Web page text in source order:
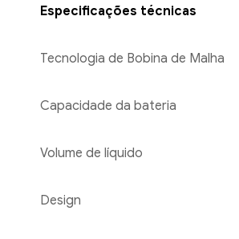
Especificações técnicas
Tecnologia de Bobina de Malha
Capacidade da bateria
Volume de líquido
Design